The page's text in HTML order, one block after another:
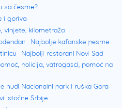
sa česme?
i goriva
vinjete, kilometraža
Najbolje kafanske pesme
Najbolji restorani Novi Sad
policija, vatrogasci, pomoć na
nudi Nacionalni park Fruška Gora
istočne Srbije